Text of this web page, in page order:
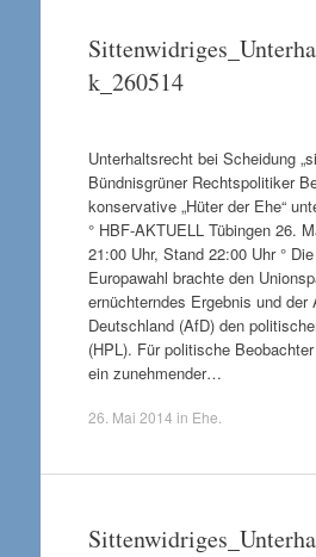
k_260514
Unterhaltsrecht bei Scheidung
Bündnisgrüner Rechtspolitiker
konservative „Hüter der Ehe“
° HBF-AKTUELL Tübingen 26.
21:00 Uhr, Stand 22:00 Uhr °
Europawahl brachte den
ernüchterndes Ergebnis und der
Deutschland (AfD) den
(HPL). Für politische
ein zunehmender…
26. Mai 2014 in Ehe